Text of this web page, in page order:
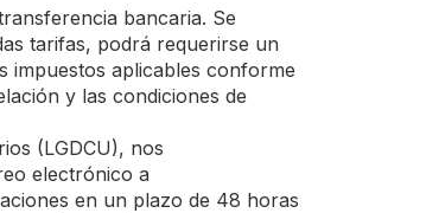
bancaria. Se
tarifas, podrá requerirse un
impuestos aplicables conforme
y las condiciones de
(LGDCU), nos
electrónico a
en un plazo de 48 horas